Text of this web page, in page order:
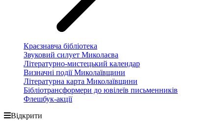
Краєзнавча бібліотека
Звуковий силует Миколаєва
Літературно-мистецький календар
Визначні події Миколаївщини
Літературна карта Миколаївщини
Бібліотрансформери до ювілеїв письменників
Флешбук-акції
Відкрити